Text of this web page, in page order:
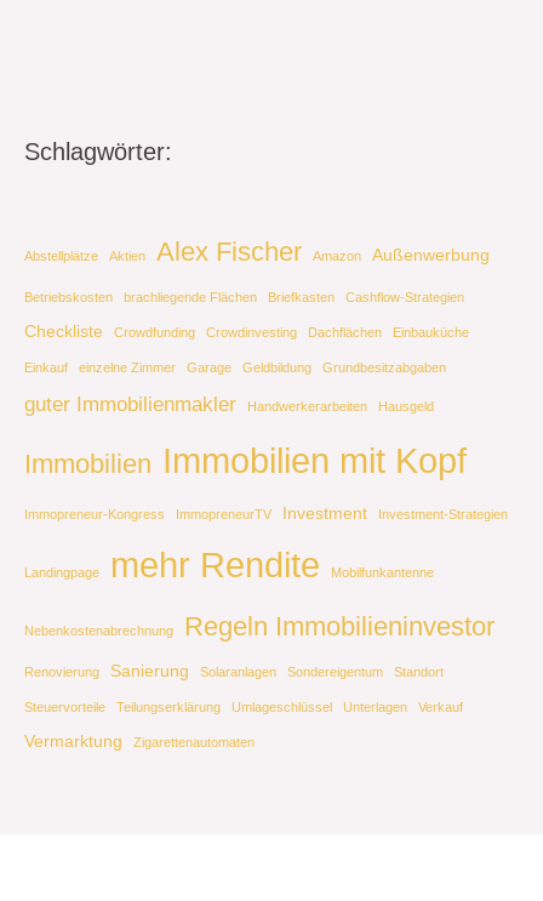
Schlagwörter:
Abstellplätze Aktien Alex Fischer Amazon Außenwerbung
Betriebskosten brachliegende Flächen Briefkasten Cashflow-Strategien
Checkliste Crowdfunding Crowdinvesting Dachflächen Einbauküche
Einkauf einzelne Zimmer Garage Geldbildung Grundbesitzabgaben
guter Immobilienmakler Handwerkerarbeiten Hausgeld
Immobilien Immobilien mit Kopf
Immopreneur-Kongress ImmopreneurTV Investment Investment-Strategien
Landingpage mehr Rendite Mobilfunkantenne
Nebenkostenabrechnung Regeln Immobilieninvestor
Renovierung Sanierung Solaranlagen Sondereigentum Standort
Steuervorteile Teilungserklärung Umlageschlüssel Unterlagen Verkauf
Vermarktung Zigarettenautomaten